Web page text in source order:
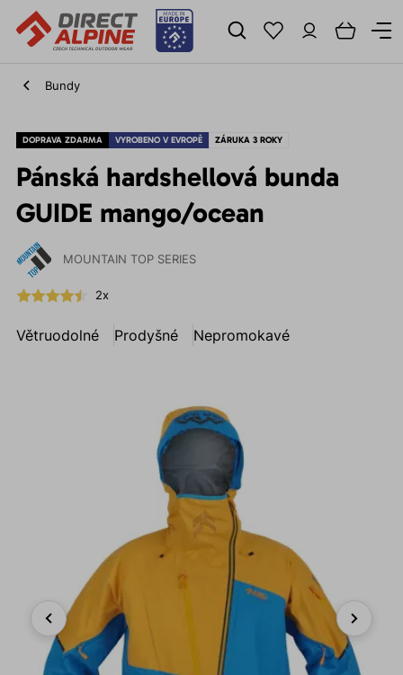
Bundy
DOPRAVA ZDARMA VYROBENO V EVROPĚ ZÁRUKA 3 ROKY
Pánská hardshellová bunda
GUIDE mango/ocean
MOUNTAIN TOP SERIES
2x
Větruodolné Prodyšné Nepromokavé
Previous Next